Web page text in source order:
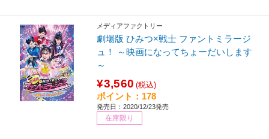
メディアファクトリー
劇場版 ひみつ×戦士 ファントミラージ
ュ！ ～映画になってちょーだいします
～
¥3,560 (税込)
ポイント：178
発売日：2020/12/23発売
在庫限り